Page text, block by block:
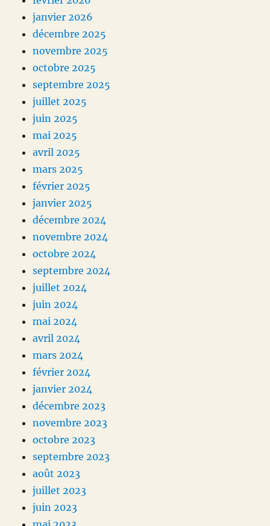
janvier 2026
décembre 2025
novembre 2025
octobre 2025
septembre 2025
juillet 2025
juin 2025
mai 2025
avril 2025
mars 2025
février 2025
janvier 2025
décembre 2024
novembre 2024
octobre 2024
septembre 2024
juillet 2024
juin 2024
mai 2024
avril 2024
mars 2024
février 2024
janvier 2024
décembre 2023
novembre 2023
octobre 2023
septembre 2023
août 2023
juillet 2023
juin 2023